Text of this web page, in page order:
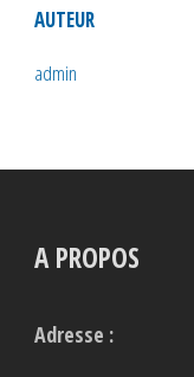
AUTEUR
admin
A PROPOS
Adresse :